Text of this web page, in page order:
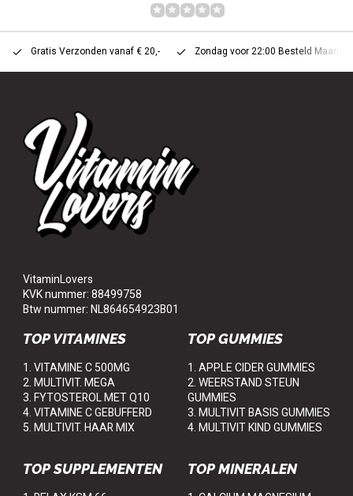
Gratis Verzonden vanaf € 20,- Zondag voor 22:00 Besteld
VitaminLovers
KVK nummer: 88499758
Btw nummer: NL864654923B01
TOP VITAMINES
1. VITAMINE C 500MG
2. MULTIVIT. MEGA
3. FYTOSTEROL MET Q10
4. VITAMINE C GEBUFFERD
5. MULTIVIT. HAAR MIX
TOP GUMMIES
1. APPLE CIDER GUMMIES
2. WEERSTAND STEUN
GUMMIES
3. MULTIVIT BASIS GUMMIES
4. MULTIVIT KIND GUMMIES
TOP SUPPLEMENTEN
TOP MINERALEN